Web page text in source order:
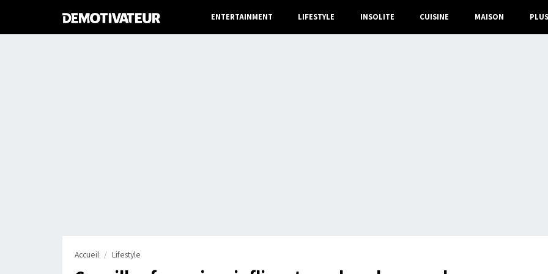
ENTERTAINMENT LIFESTYLE INSOLITE CUISINE MAISON PLUS
Accueil Lifestyle